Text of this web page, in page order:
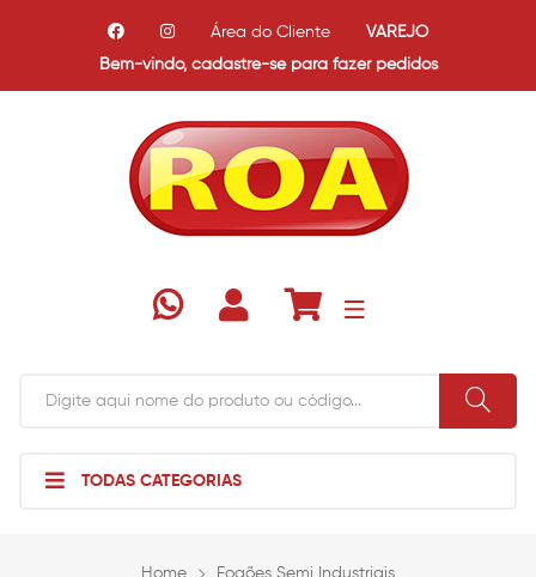
Bem-vindo, cadastre-se para fazer pedidos
Área do Cliente VAREJO
TODAS CATEGORIAS
Home
Fogões Semi Industriais